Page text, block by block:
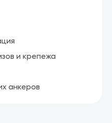
и крепежа
анкеров